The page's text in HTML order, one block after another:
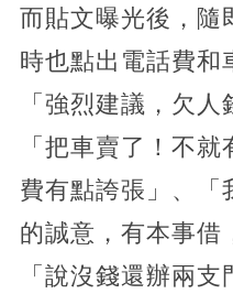
而貼文曝光後，隨
時也點出電話費和
「強烈建議，欠人
「把車賣了！不
費有點誇張」、「
的誠意，有本事借
「說沒錢還辦兩